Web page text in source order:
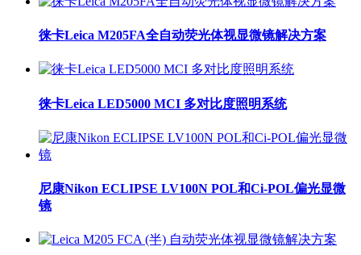
徕卡Leica M205FA全自动荧光体视显微镜解决方案
徕卡Leica LED5000 MCI 多对比度照明系统
尼康Nikon ECLIPSE LV100N POL和Ci-POL偏光显微
镜